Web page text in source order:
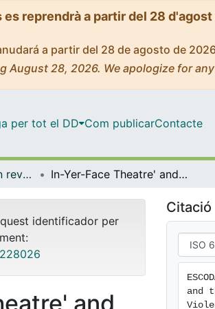
reprendrà a partir del 28
a partir del 28 de agosto de
28, 2026. We apologize for
per tot el DD Com publicarContacte
Articles publicats en revistes (Llengües i Literatures Modernes i Estudis Anglesos) In-Yer-Face Theatre' and the 'Society of Spectacle': The Violence of Progress in Martin Crimp's The Treatment
identificador per
and
Citació
and